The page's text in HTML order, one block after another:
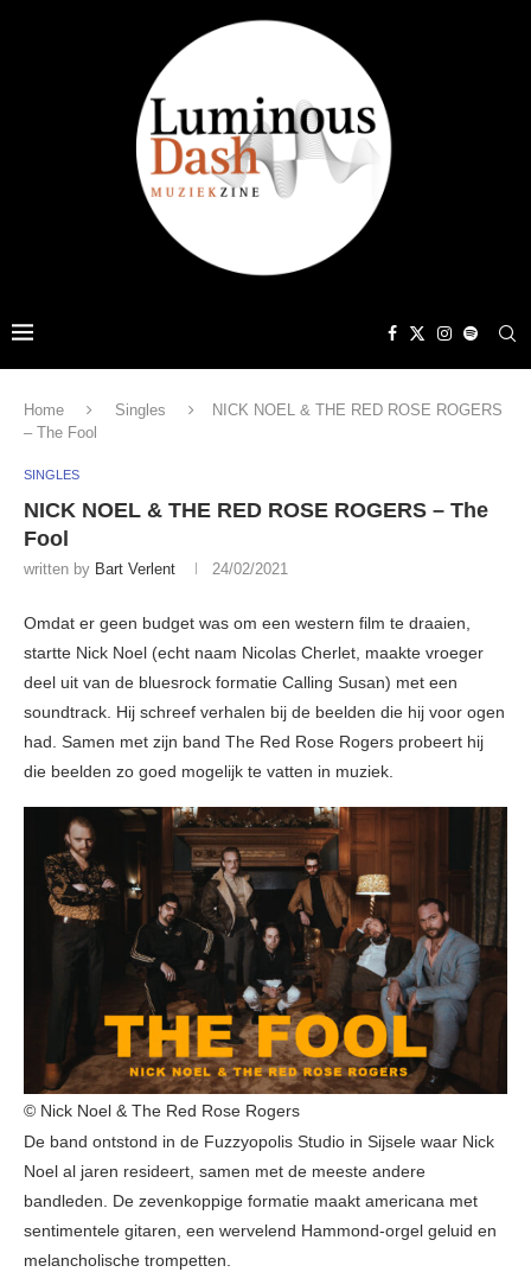
Home Singles
NICK NOEL & THE RED ROSE ROGERS
– The Fool
SINGLES
NICK NOEL & THE RED ROSE ROGERS – The
Fool
written by Bart Verlent 24/02/2021
Omdat er geen budget was om een western film te draaien,
startte Nick Noel (echt naam Nicolas Cherlet, maakte vroeger
deel uit van de bluesrock formatie Calling Susan) met een
soundtrack. Hij schreef verhalen bij de beelden die hij voor ogen
had. Samen met zijn band The Red Rose Rogers probeert hij
die beelden zo goed mogelijk te vatten in muziek.
© Nick Noel & The Red Rose Rogers
De band ontstond in de Fuzzyopolis Studio in Sijsele waar Nick
Noel al jaren resideert, samen met de meeste andere
bandleden. De zevenkoppige formatie maakt americana met
sentimentele gitaren, een wervelend Hammond-orgel geluid en
melancholische trompetten.